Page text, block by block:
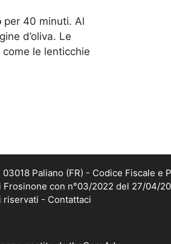
per 40 minuti. Al
d’oliva. Le
le lenticchie
Paliano (FR) - Codice Fiscale e
con n°03/2022 del 27/04/
riservati - Contattaci